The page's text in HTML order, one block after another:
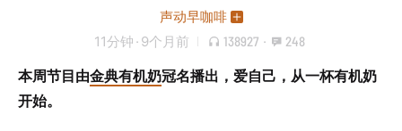
声动早咖啡
11分钟 · 9个月前 138927 · 248
本周节目由金典有机奶冠名播出，爱自己，从一杯有机奶
开始。